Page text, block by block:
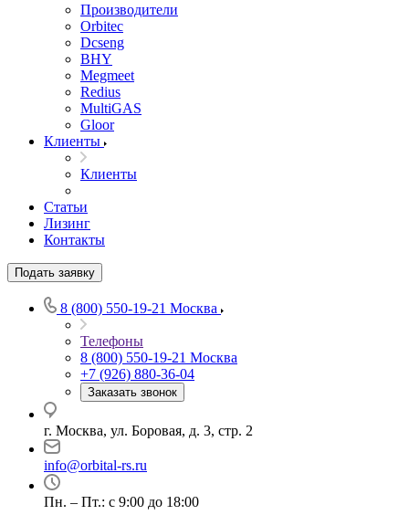
Производители
Orbitec
Dcseng
BHY
Megmeet
Redius
MultiGAS
Gloor
Клиенты
Клиенты
Статьи
Лизинг
Контакты
Подать заявку
8 (800) 550-19-21 Москва
Телефоны
8 (800) 550-19-21 Москва
+7 (926) 880-36-04
Заказать звонок
г. Москва, ул. Боровая, д. 3, стр. 2
info@orbital-rs.ru
Пн. – Пт.: с 9:00 до 18:00